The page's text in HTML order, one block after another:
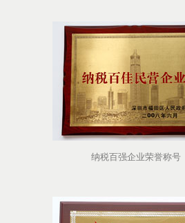
纳税百强企业荣誉称号